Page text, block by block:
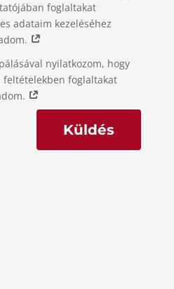
foglaltakat
adataim kezeléséhez
nyilatkozom, hogy
feltételekben foglaltakat
Küldés